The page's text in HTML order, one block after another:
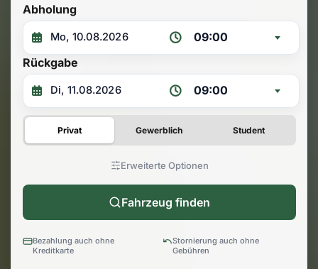
Abholung
09:00
Rückgabe
09:00
Privat Gewerblich Student
Erweiterte Optionen
Fahrzeug finden
Bezahlung auch ohne
Kreditkarte
Stornierung auch ohne
Gebühren